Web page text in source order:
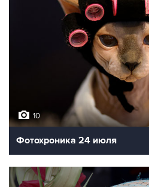
10
Фотохроника 24 июля